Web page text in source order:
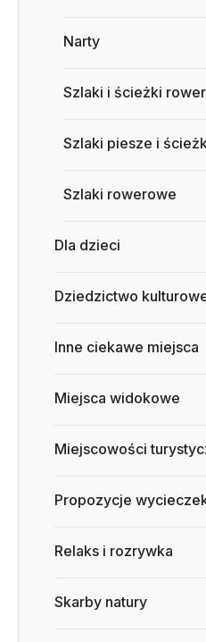
Narty
Szlaki i ścieżki
Szlaki piesze i
Szlaki rowerowe
Dla dzieci
Dziedzictwo
Inne ciekawe miejsca
Miejsca widokowe
Miejscowości
Propozycje
Relaks i rozrywka
Skarby natury